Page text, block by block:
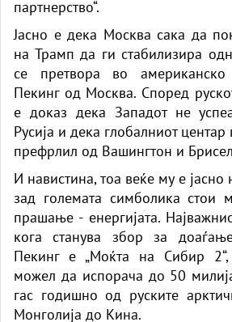
партнерство“.
Јасно е дека Москва сака да
на Трамп да ги стабилизира
се претвора во американско
Пекинг од Москва. Според
е доказ дека Западот не
Русија и дека глобалниот
префрлил од Вашингтон и
И навистина, тоа веќе му е јасно
зад големата симболика стои
прашање - енергијата.
кога станува збор за
Пекинг е „Моќта на Сибир
можел да испорача до 50
гас годишно од руските
Монголија до Кина.